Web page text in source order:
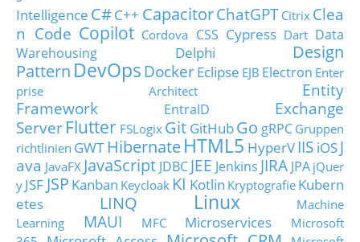
Intelligence C#C++ CapacitorChatGPT Citrix Clea
n Code Copilot Cordova CSS Cypress Dart Data
Warehousing
Delphi
Design
Pattern DevOps DockerEclipse EJB Electron Enter
prise Architect
Entity
Framework
EntraID
Exchange
Server Flutter FSLogix Git GitHubGo gRPC Gruppen
richtlinien GWT HibernateHTML5 HyperVIIS iOSJ
ava JavaFX JavaScript JDBC JEE Jenkins JIRA JPA jQuer
y JSF JSP Kanban Keycloak KI Kotlin Kryptografie Kubern
etes
LINQ Linux
Machine
Learning
MAUI MFC Microservices
Microsoft